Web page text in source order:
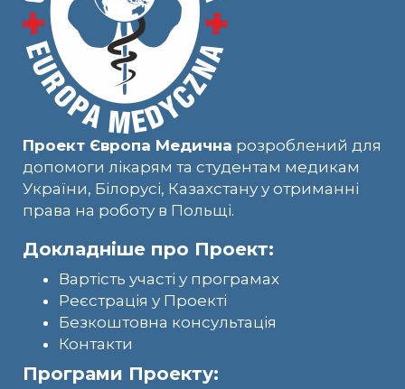
Проект Європа Медична розроблений для
допомоги лікарям та студентам медикам
України, Білорусі, Казахстану у отриманні
права на роботу в Польщі.
Докладніше про Проект:
Вартість участі у програмах
Реєстрація у Проекті
Безкоштовна консультація
Контакти
Програми Проекту: